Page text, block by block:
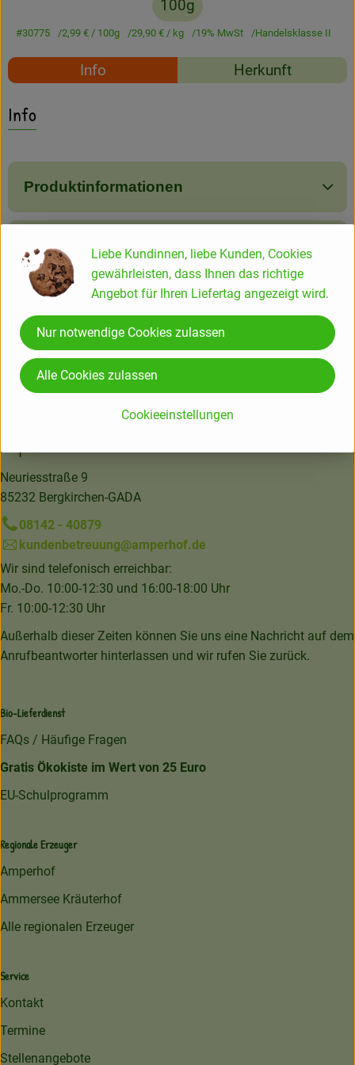
Entdecken
100g
#30775 2,99 € / 100g 29,90 € / kg 19% MwSt Handelsklasse II
Rezepte
Info Herkunft
Info
Produktinformationen
Produktdatenblatt
Herkunft
Hersteller: MID
Amperhof Ökokiste GmbH & Co. KG
Neuriesstraße 9
85232 Bergkirchen-GADA
08142 - 40879
kundenbetreuung@amperhof.de
Wir sind telefonisch erreichbar:
Mo.-Do. 10:00-12:30 und 16:00-18:00 Uhr
Fr. 10:00-12:30 Uhr
Außerhalb dieser Zeiten können Sie uns eine Nachricht auf dem
Anrufbeantworter hinterlassen und wir rufen Sie zurück.
Bio-Lieferdienst
FAQs / Häufige Fragen
Gratis Ökokiste im Wert von 25 Euro
EU-Schulprogramm
Regionale Erzeuger
Amperhof
Ammersee Kräuterhof
Alle regionalen Erzeuger
Service
Kontakt
Termine
Stellenangebote
Liebe Kundinnen, liebe Kunden, Cookies
gewährleisten, dass Ihnen das richtige
Angebot für Ihren Liefertag angezeigt wird.
Cookieeinstellungen
Nur notwendige Cookies zulassen
Alle Cookies zulassen